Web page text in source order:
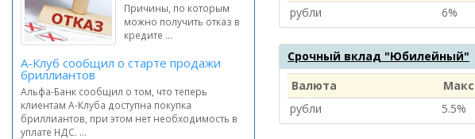
Причины, по которым
можно получить отказ в
кредите ...
А-Клуб сообщил о старте продажи
бриллиантов
Альфа-Банк сообщил о том, что теперь
клиентам А-Клуба доступна покупка
бриллиантов, при этом нет необходимость в
уплате НДС. ...
рубли
6%
Срочный вклад "Юбилейный"
Валюта
рубли
5.5%